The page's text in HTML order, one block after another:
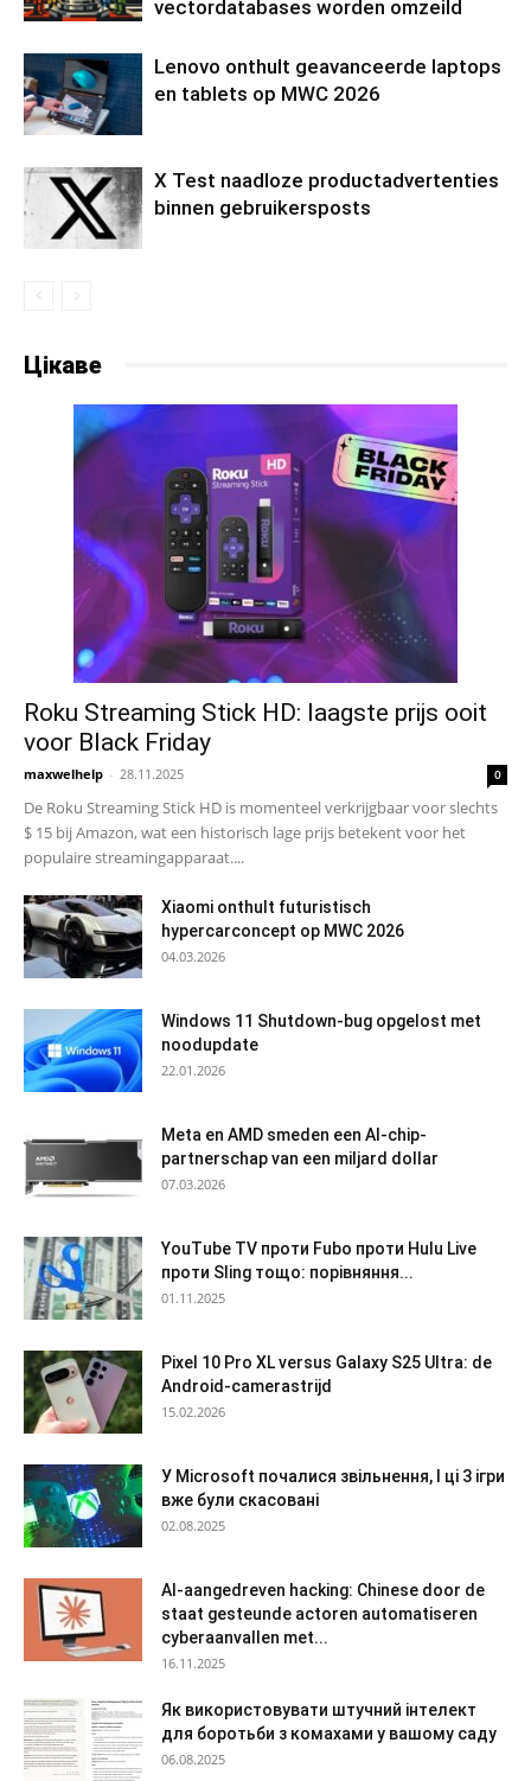
vectordatabases worden omzeild
Lenovo onthult geavanceerde laptops
en tablets op MWC 2026
X Test naadloze productadvertenties
binnen gebruikersposts
Цікаве
Roku Streaming Stick HD: laagste prijs ooit
voor Black Friday
maxwelhelp - 28.11.2025 0
De Roku Streaming Stick HD is momenteel verkrijgbaar voor slechts
$ 15 bij Amazon, wat een historisch lage prijs betekent voor het
populaire streamingapparaat....
Xiaomi onthult futuristisch
hypercarconcept op MWC 2026
04.03.2026
Windows 11 Shutdown-bug opgelost met
noodupdate
22.01.2026
Meta en AMD smeden een AI-chip-
partnerschap van een miljard dollar
07.03.2026
YouTube TV проти Fubo проти Hulu Live
проти Sling тощо: порівняння...
01.11.2025
Pixel 10 Pro XL versus Galaxy S25 Ultra: de
Android-camerastrijd
15.02.2026
У Microsoft почалися звільнення, І ці 3 ігри
вже були скасовані
02.08.2025
AI-aangedreven hacking: Chinese door de
staat gesteunde actoren automatiseren
cyberaanvallen met...
16.11.2025
Як використовувати штучний інтелект
для боротьби з комахами у вашому саду
06.08.2025